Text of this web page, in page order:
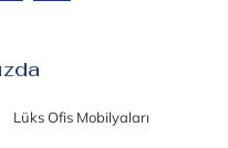
Lüks Ofis Mobilyaları